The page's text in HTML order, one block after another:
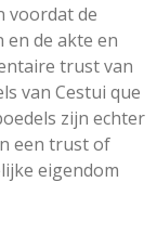
​​voordat de
de akte en
trust van
van Cestui que
zijn echter
een trust of
eigendom